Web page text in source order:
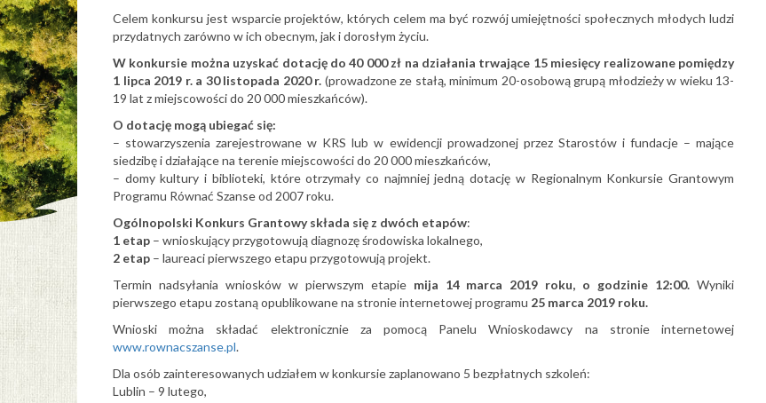
Celem konkursu jest wsparcie projektów, których celem ma być rozwój umiejętności społecznych młodych ludzi
przydatnych zarówno w ich obecnym, jak i dorosłym życiu.
W konkursie można uzyskać dotację do 40 000 zł na działania trwające 15 miesięcy realizowane pomiędzy
1 lipca 2019 r. a 30 listopada 2020 r. (prowadzone ze stałą, minimum 20-osobową grupą młodzieży w wieku 13-
19 lat z miejscowości do 20 000 mieszkańców).
O dotację mogą ubiegać się:
– stowarzyszenia zarejestrowane w KRS lub w ewidencji prowadzonej przez Starostów i fundacje – mające
siedzibę i działające na terenie miejscowości do 20 000 mieszkańców,
– domy kultury i biblioteki, które otrzymały co najmniej jedną dotację w Regionalnym Konkursie Grantowym
Programu Równać Szanse od 2007 roku.
Ogólnopolski Konkurs Grantowy składa się z dwóch etapów:
1 etap – wnioskujący przygotowują diagnozę środowiska lokalnego,
2 etap – laureaci pierwszego etapu przygotowują projekt.
Termin nadsyłania wniosków w pierwszym etapie mija 14 marca 2019 roku, o godzinie 12:00.Wyniki
pierwszego etapu zostaną opublikowane na stronie internetowej programu 25 marca 2019 roku.
Wnioski można składać elektronicznie za pomocą Panelu Wnioskodawcy na stronie internetowej
www.rownacszanse.pl.
Dla osób zainteresowanych udziałem w konkursie zaplanowano 5 bezpłatnych szkoleń:
Lublin – 9 lutego,